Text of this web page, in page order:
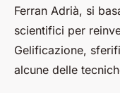
Ferran Adrià, si
scientifici per
Gelificazione,
alcune delle